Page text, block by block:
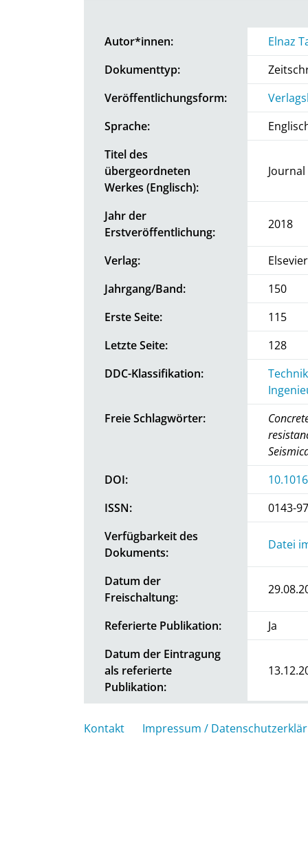
Autor*innen:
Elnaz
Dokumenttyp:
Veröffentlichungsform:
Sprache:
Titel des
übergeordneten
Werkes (Englisch):
Jahr der
Erstveröffentlichung:
2018
Verlag:
Jahrgang/Band:
150
Erste Seite:
115
Letzte Seite:
128
DDC-Klassifikation:
Freie Schlagwörter:
DOI:
ISSN:
0143-
Verfügbarkeit des
Dokuments:
Datei
Datum der
Freischaltung:
Referierte Publikation:
Ja
Datum der Eintragung
als referierte
Publikation:
Kontakt Impressum /